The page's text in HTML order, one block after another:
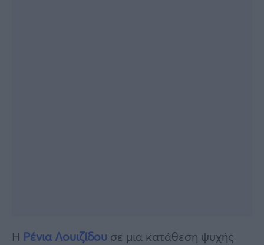
Η Ρένια Λουιζίδου σε μια κατάθεση ψυχής